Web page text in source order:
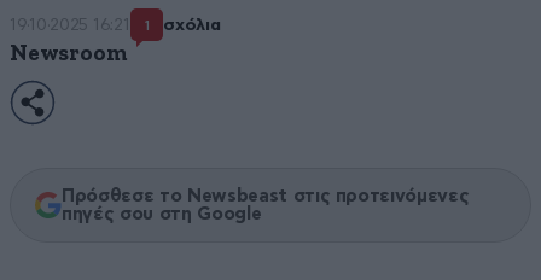
19·10·2025 16:21 1 σχόλια
Newsroom
Πρόσθεσε το Newsbeast στις προτεινόμενες
πηγές σου στη Google